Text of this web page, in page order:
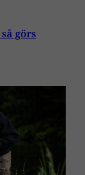
görs